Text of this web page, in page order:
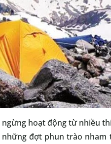
hoạt động từ nhiều
đợt phun trào